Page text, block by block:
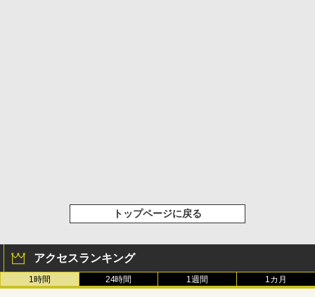
トップページに戻る
アクセスランキング
1時間 24時間 1週間 1カ月